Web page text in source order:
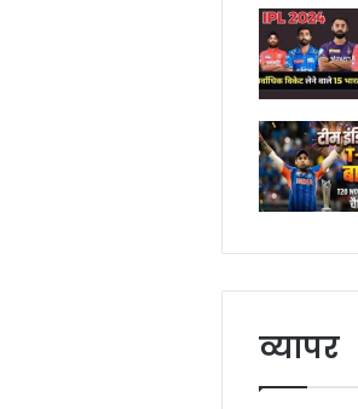
व्यापर